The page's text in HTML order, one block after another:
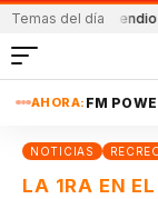
Temas del día
incendio en el que
AHORA: FM
NOTICIAS
LA 1RA EN